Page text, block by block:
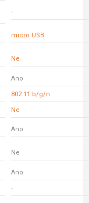
-
micro USB
Ne
Ano
802.11 b/g/n
Ne
Ano
Ne
Ano
-